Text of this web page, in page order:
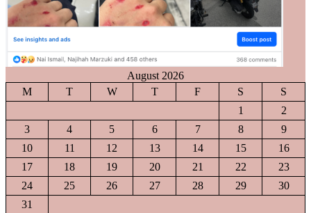
August 2026
M
T W T F S
S
1
2
3
4 5 6 7 8
9
10
11 12 13 14 15
16
17
18 19 20 21 22
23
24
25 26 27 28 29
30
31